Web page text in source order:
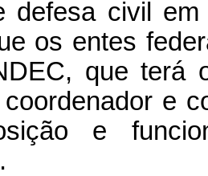
defesa civil
os entes
que terá
e
e